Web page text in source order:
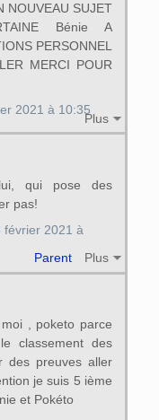
NOUVEAU SUJET
Bénie A
PERSONNEL
MERCI POUR
Plus
2021 à 10:35
qui pose des
pas!
Parent Plus
février 2021 à
, poketo parce
classement des
des preuves aller
je suis 5 ième
et Pokéto